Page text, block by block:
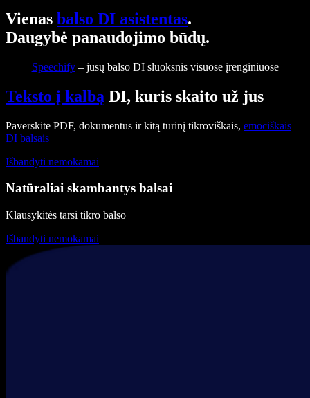
Vienas balso DI asistentas.
Daugybė panaudojimo būdų.
Speechify– jūsų balso DI sluoksnis visuose įrenginiuose
Teksto į kalbą DI, kuris skaito už jus
Paverskite PDF, dokumentus ir kitą turinį tikroviškais, emociškais
DI balsais
Išbandyti nemokamai
Natūraliai skambantys balsai
Klausykitės tarsi tikro balso
Išbandyti nemokamai